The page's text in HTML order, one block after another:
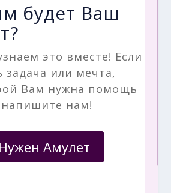
будет Ваш
это вместе! Если
задача или мечта,
Вам нужна помощь
нам!
Нужен Амулет